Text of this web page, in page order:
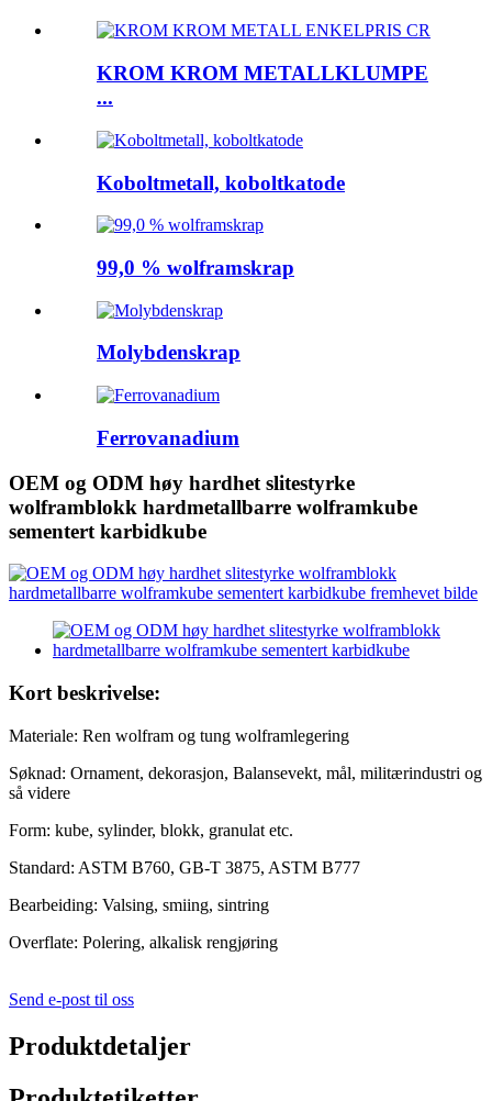
KROM KROM METALLKLUMPE
...
Koboltmetall, koboltkatode
99,0 % wolframskrap
Molybdenskrap
Ferrovanadium
OEM og ODM høy hardhet slitestyrke
wolframblokk hardmetallbarre wolframkube
sementert karbidkube
Kort beskrivelse:
Materiale: Ren wolfram og tung wolframlegering
Søknad: Ornament, dekorasjon, Balansevekt, mål, militærindustri og
så videre
Form: kube, sylinder, blokk, granulat etc.
Standard: ASTM B760, GB-T 3875, ASTM B777
Bearbeiding: Valsing, smiing, sintring
Overflate: Polering, alkalisk rengjøring
Send e-post til oss
Produktdetaljer